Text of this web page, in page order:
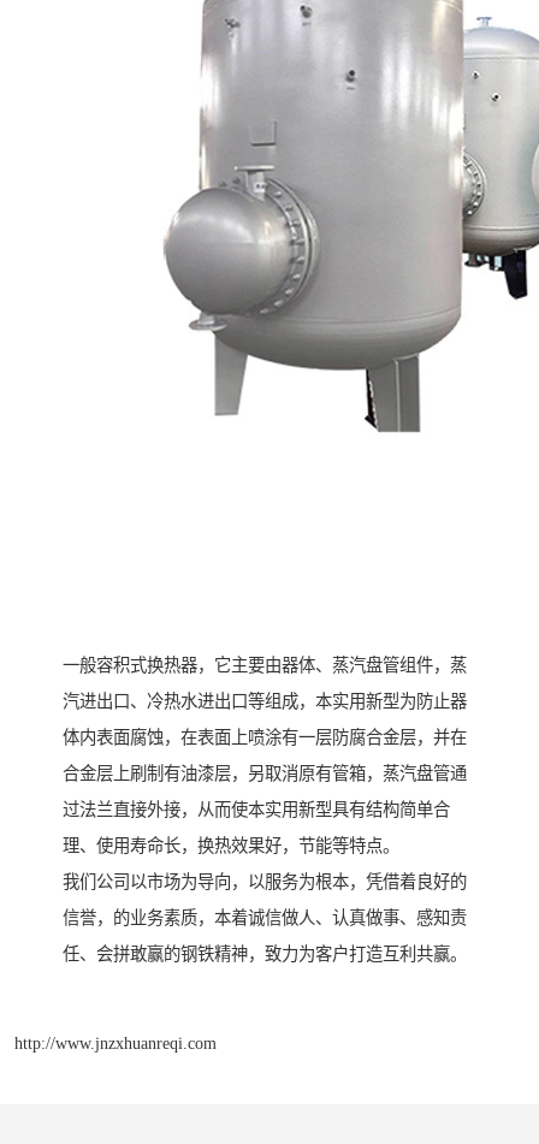
一般容积式换热器，它主要由器体、蒸汽盘管组件，蒸
汽进出口、冷热水进出口等组成，本实用新型为防止器
体内表面腐蚀，在表面上喷涂有一层防腐合金层，并在
合金层上刷制有油漆层，另取消原有管箱，蒸汽盘管通
过法兰直接外接，从而使本实用新型具有结构简单合
理、使用寿命长，换热效果好，节能等特点。
我们公司以市场为导向，以服务为根本，凭借着良好的
信誉，的业务素质，本着诚信做人、认真做事、感知责
任、会拼敢赢的钢铁精神，致力为客户打造互利共赢。
http://www.jnzxhuanreqi.com